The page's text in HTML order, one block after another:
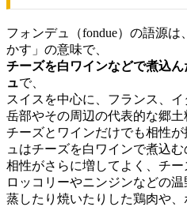
フォンデュ（fondue）の語源
かす」の意味で、
チーズを白ワインなどで煮込
ュで、
スイスを中心に、フランス、
岳部やその周辺の代表的な郷土
チーズとワインだけでも相性
ュはチーズを白ワインで煮込む
相性がさらに増してよく、チ
ロッコリーやニンジンなどの温
蒸したり焼いたりした鶏肉や